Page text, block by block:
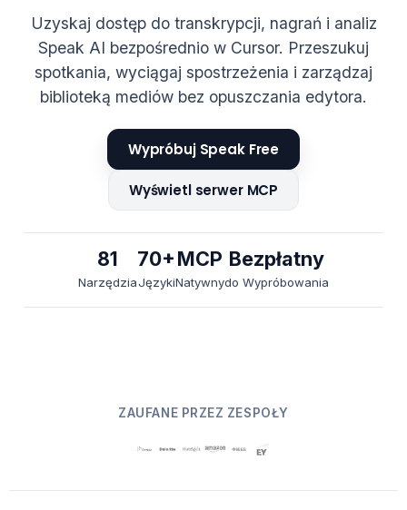
Uzyskaj dostęp do transkrypcji, nagrań i analiz
Speak AI bezpośrednio w Cursor. Przeszukuj
spotkania, wyciągaj spostrzeżenia i zarządzaj
biblioteką mediów bez opuszczania edytora.
Wypróbuj Speak Free
Wyświetl serwer MCP
81
Narzędzia
70+
Języki
MCP
Natywny
Bezpłatny
do Wypróbowania
ZAUFANE PRZEZ ZESPOŁY